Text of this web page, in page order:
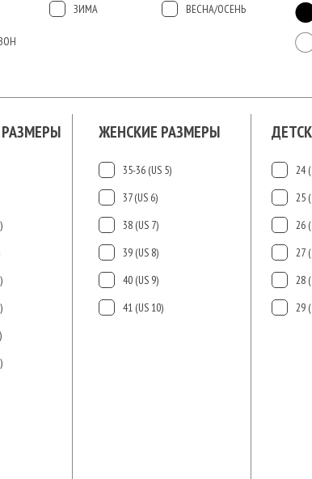
ЗИМА ВЕСНА/ОСЕНЬ
24
25
26
27
28
29
ЖЕНСКИЕ РАЗМЕРЫ
35-36 (US 5)
37 (US 6)
38 (US 7)
39 (US 8)
40 (US 9)
41 (US 10)